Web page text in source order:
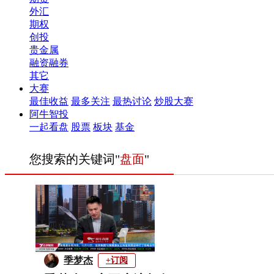
外汇
期权
创投
贵金属
融资融券
其它
大赛
最佳收益 最多关注 最热讨论 炒股大赛
阿牛智投
一起看盘 股票 板块 基金
您搜索的关键词"盘面"
季梦杰 +订阅